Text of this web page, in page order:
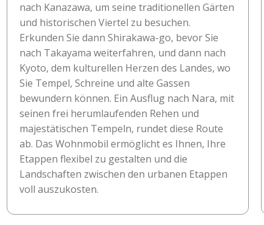
nach Kanazawa, um seine traditionellen Gärten
und historischen Viertel zu besuchen.
Erkunden Sie dann Shirakawa-go, bevor Sie
nach Takayama weiterfahren, und dann nach
Kyoto, dem kulturellen Herzen des Landes, wo
Sie Tempel, Schreine und alte Gassen
bewundern können. Ein Ausflug nach Nara, mit
seinen frei herumlaufenden Rehen und
majestätischen Tempeln, rundet diese Route
ab. Das Wohnmobil ermöglicht es Ihnen, Ihre
Etappen flexibel zu gestalten und die
Landschaften zwischen den urbanen Etappen
voll auszukosten.